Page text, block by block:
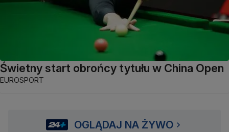
Świetny start obrońcy tytułu w China Open
EUROSPORT
OGLĄDAJ NA ŻYWO